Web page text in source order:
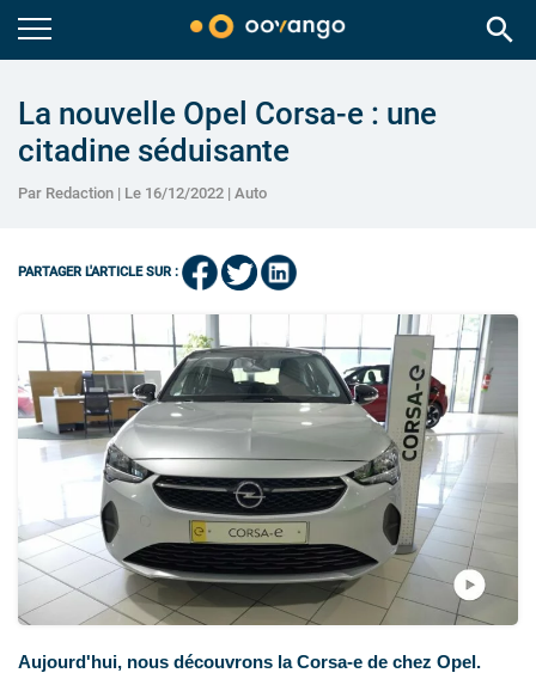
search
La nouvelle Opel Corsa-e : une
citadine séduisante
Par Redaction | Le 16/12/2022 | Auto
PARTAGER L'ARTICLE SUR :
Aujourd'hui, nous découvrons la Corsa-e de chez Opel.